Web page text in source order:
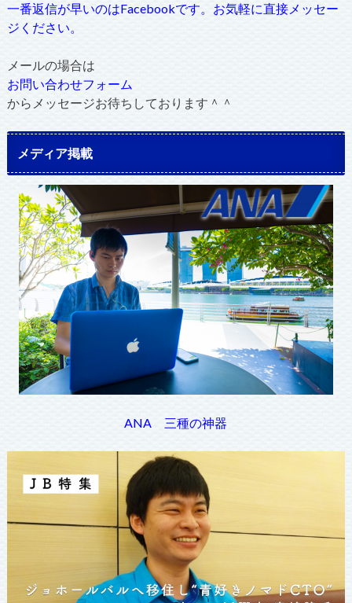
一番返信が早いのはFacebookです。お気軽に直接メッセー
ジください。
メールの場合は
お問い合わせフォーム
からメッセージお待ちしております＾＾
メディア掲載
ANA 三種の神器